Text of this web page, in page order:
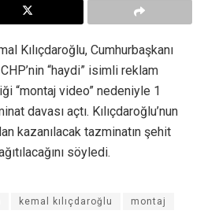
Kılıçdaroğlu, Cumhurbaşkanı
“haydi” isimli reklam
“montaj video” nedeniyle 1
davası açtı. Kılıçdaroğlu’nun
kazanılacak tazminatın şehit
söyledi.
kemal kılıçdaroğlu montaj